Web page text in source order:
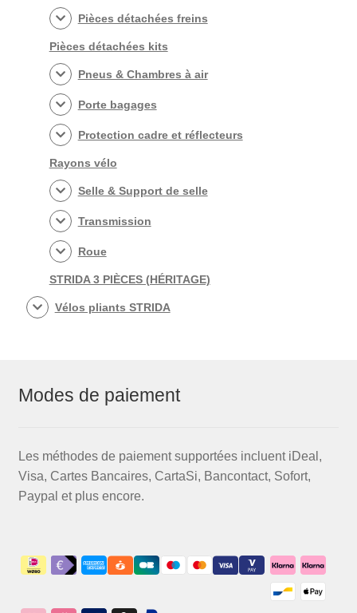
Pièces détachées freins
Pièces détachées kits
Pneus & Chambres à air
Porte bagages
Protection cadre et réflecteurs
Rayons vélo
Selle & Support de selle
Transmission
Roue
STRIDA 3 PIÈCES (HÉRITAGE)
Vélos pliants STRIDA
Modes de paiement
Les méthodes de paiement supportées incluent iDeal,
Visa, Cartes Bancaires, CartaSi, Bancontact, Sofort,
Paypal et plus encore.